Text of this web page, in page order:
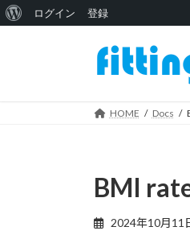
WordPress
ログイン 登録
HOME Docs
BMI
2024年10月11